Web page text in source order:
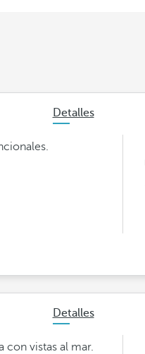
Detalles
Detalles
con vistas al mar.